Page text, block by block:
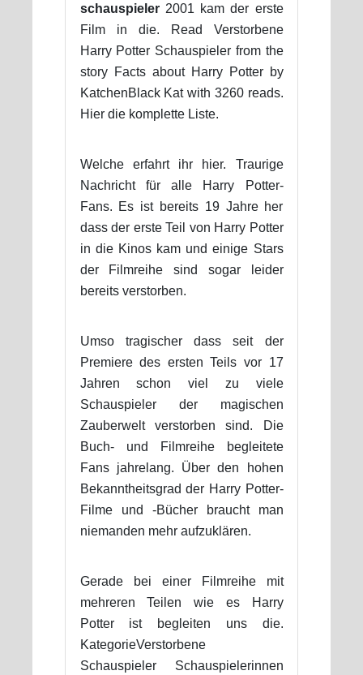
schauspieler2001 kam der erste
Film in die. Read Verstorbene
Harry Potter Schauspieler from the
story Facts about Harry Potter by
KatchenBlack Kat with 3260 reads.
Hier die komplette Liste.
Welche erfahrt ihr hier. Traurige
Nachricht für alle Harry Potter-
Fans. Es ist bereits 19 Jahre her
dass der erste Teil von Harry Potter
in die Kinos kam und einige Stars
der Filmreihe sind sogar leider
bereits verstorben.
Umso tragischer dass seit der
Premiere des ersten Teils vor 17
Jahren schon viel zu viele
Schauspieler der magischen
Zauberwelt verstorben sind. Die
Buch- und Filmreihe begleitete
Fans jahrelang. Über den hohen
Bekanntheitsgrad der Harry Potter-
Filme und -Bücher braucht man
niemanden mehr aufzuklären.
Gerade bei einer Filmreihe mit
mehreren Teilen wie es Harry
Potter ist begleiten uns die.
KategorieVerstorbene
Schauspieler Schauspielerinnen